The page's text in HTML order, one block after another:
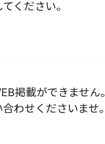
ください。
掲載ができません。
わせくださいませ。